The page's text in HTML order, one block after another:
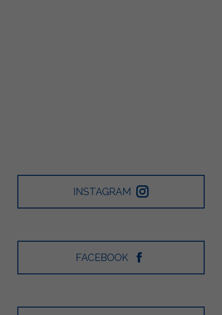
INSTAGRAM
FACEBOOK